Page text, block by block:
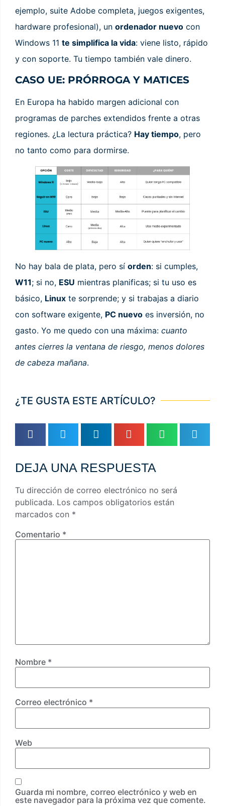
ejemplo, suite Adobe completa, juegos exigentes,
hardware profesional), un ordenador nuevo con
Windows 11 te simplifica la vida: viene listo, rápido
y con soporte. Tu tiempo también vale dinero.
CASO UE: PRÓRROGA Y MATICES
En Europa ha habido margen adicional con
programas de parches extendidos frente a otras
regiones. ¿La lectura práctica? Hay tiempo, pero
no tanto como para dormirse.
No hay bala de plata, pero sí orden: si cumples,
W11; si no, ESU mientras planificas; si tu uso es
básico, Linux te sorprende; y si trabajas a diario
con software exigente, PC nuevo es inversión, no
gasto. Yo me quedo con una máxima: cuanto
antes cierres la ventana de riesgo, menos dolores
de cabeza mañana.
¿TE GUSTA ESTE ARTÍCULO?
DEJA UNA RESPUESTA
Tu dirección de correo electrónico no será
publicada. Los campos obligatorios están
marcados con *
Comentario *
Nombre *
Correo electrónico *
Web
Guarda mi nombre, correo electrónico y web en
este navegador para la próxima vez que comente.